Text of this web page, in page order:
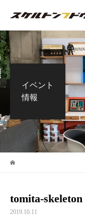
イベント
情報
tomita-skeleton
2019.10.11